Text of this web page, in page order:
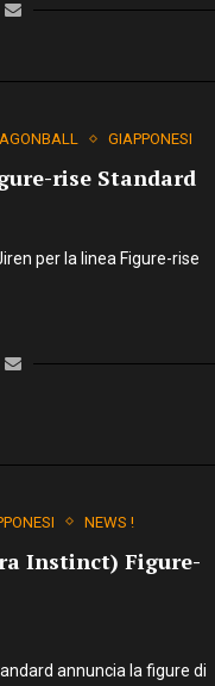
GIAPPONESI
rise Standard
per la linea Figure-rise
NEWS !
Instinct) Figure-
annuncia la figure di